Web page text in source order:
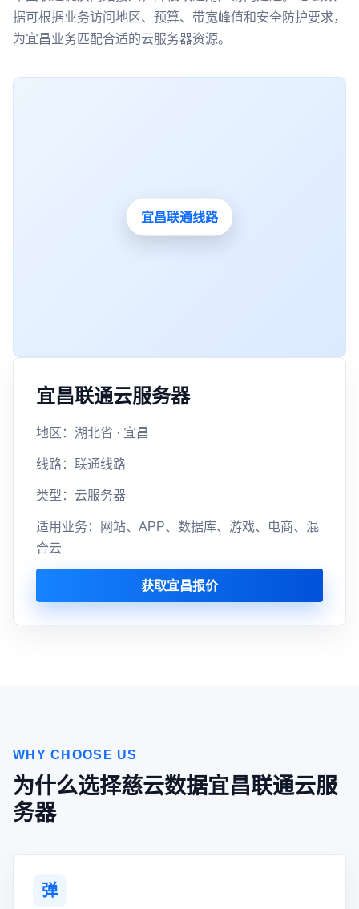
据可根据业务访问地区、预算、带宽峰值和安全防护要求，
为宜昌业务匹配合适的云服务器资源。
宜昌联通云服务器
地区：湖北省 · 宜昌
线路：联通线路
类型：云服务器
适用业务：网站、APP、数据库、游戏、电商、混
合云
获取宜昌报价
WHY CHOOSE US
为什么选择慈云数据宜昌联通云服
务器
弹